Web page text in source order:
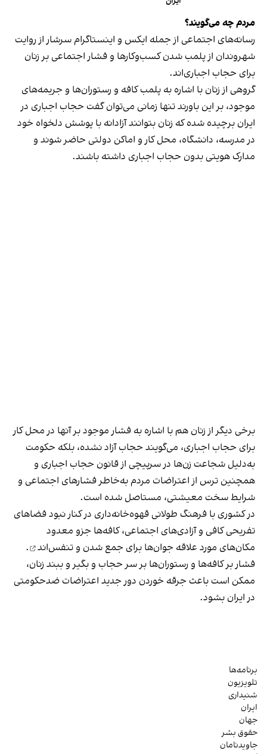
مردم چه می‌گویند؟
رسانه‎‌های اجتماعی از جمله ایکس و اینستاگرام سرشار از روایت
شهروندان از پلمب شدن کسب‌وکارها و فشار اجتماعی بر زنان
برای حجاب اجباری‌اند.
گروهی از زنان با اشاره به پلمب کافه و رستوران‌ها و جریمه‌های
موجود، بر این باورند تنها زمانی می‌توان گفت حجاب اجباری در
ایران برچیده شده که زنان بتوانند آزادانه با پوشش دلخواه خود
در مدرسه، دانشگاه، محل کار و اماکن دولتی حاضر شوند و
مدارک هویتی بدون حجاب اجباری داشته باشند.
برخی دیگر از زنان هم با اشاره به فشار موجود بر آنها در محل کار
برای حجاب اجباری، می‌گویند حجاب آزاد نشده، بلکه حکومت
به‌دلیل شجاعت زن‌ها در سرپیچی از قانون حجاب اجباری و
همچنین ترس از اعتراضات مردم به‌خاطر فشارهای اجتماعی و
شرایط سخت معیشتی، مستاصل شده است.
در کشوری با فرهنگ طولانی قهوه‌‌خانه‌داری در کنار نبود فضاهای
تفریحی کافی و آزادی‌های اجتماعی، کافه‌ها جزو معدود
مکان‌های مورد علاقه جوان‌ها برای جمع شدن و تنفس‌اند
.
فشار بر کافه‌ها و رستوران‌ها بر سر حجاب و بگیر و ببند زنان،
ممکن است باعث جرقه خوردن دور جدید اعتراضات ضدحکومتی
در ایران بشود.
برنامه‌ها
تلویزیون
شنیداری
ایران
جهان
حقوق بشر
جاویدنامان